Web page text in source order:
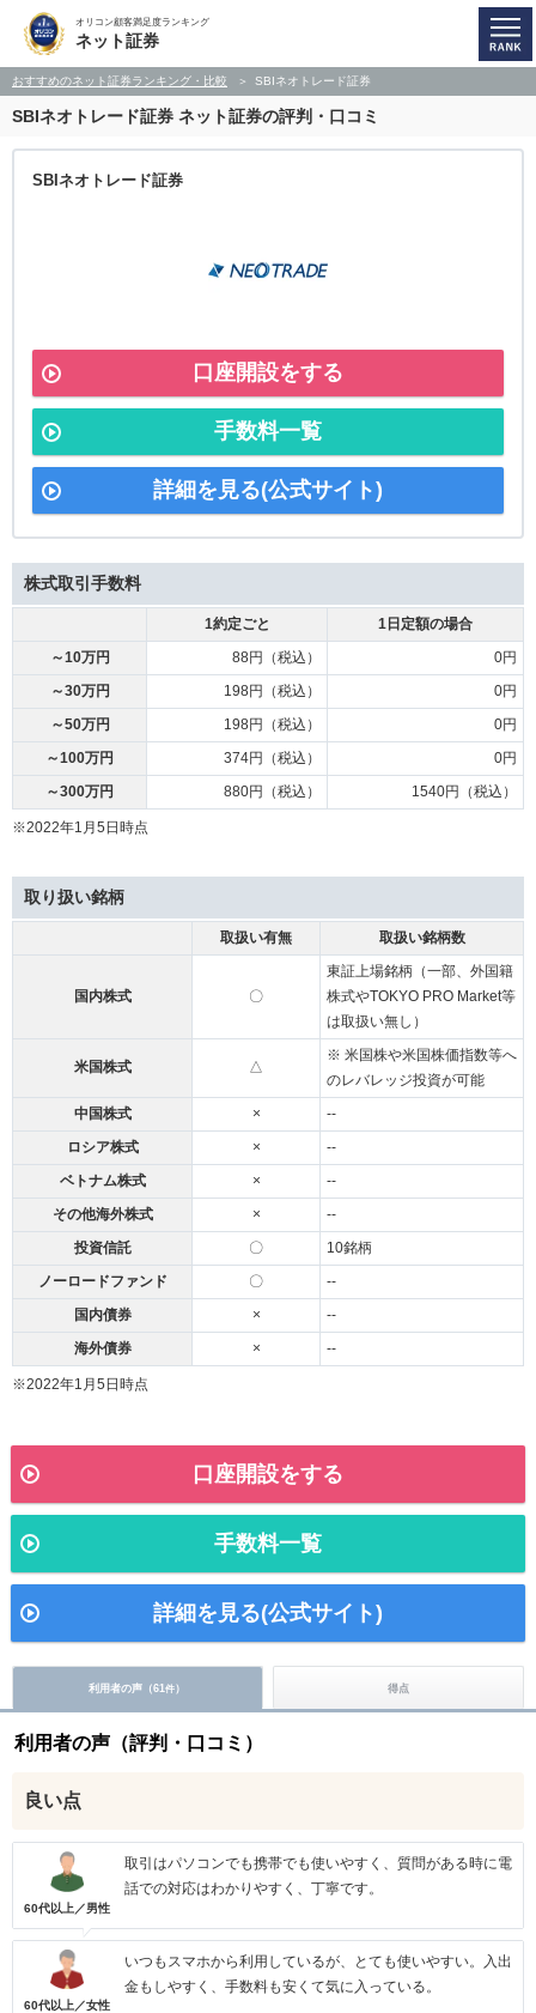
オリコン顧客満足度ランキング
ネット証券
おすすめのネット証券ランキング・比較 SBIネオトレード証券
SBIネオトレード証券 ネット証券の評判・口コミ
SBIネオトレード証券
口座開設をする
手数料一覧
詳細を見る(公式サイト)
株式取引手数料
1約定ごと
1日定額の場合
～10万円
88円（税込）
0円
～30万円
198円（税込）
0円
～50万円
198円（税込）
0円
～100万円
374円（税込）
0円
～300万円
880円（税込） 1540円（税込）
※2022年1月5日時点
取り扱い銘柄
取扱い有無 取扱い銘柄数
国内株式 〇
東証上場銘柄（一部、外国籍
株式やTOKYO PRO Market等
は取扱い無し）
米国株式 △
※ 米国株や米国株価指数等へ
のレバレッジ投資が可能
中国株式
×
--
ロシア株式
×
--
ベトナム株式
×
--
その他海外株式
×
--
投資信託
〇
10銘柄
ノーロードファンド
〇
--
国内債券
×
--
海外債券
× --
※2022年1月5日時点
口座開設をする
手数料一覧
詳細を見る(公式サイト)
利用者の声（61件） 得点
利用者の声（評判・口コミ）
良い点
60代以上／男性
取引はパソコンでも携帯でも使いやすく、質問がある時に電
話での対応はわかりやすく、丁寧です。
60代以上／女性
いつもスマホから利用しているが、とても使いやすい。入出
金もしやすく、手数料も安くて気に入っている。